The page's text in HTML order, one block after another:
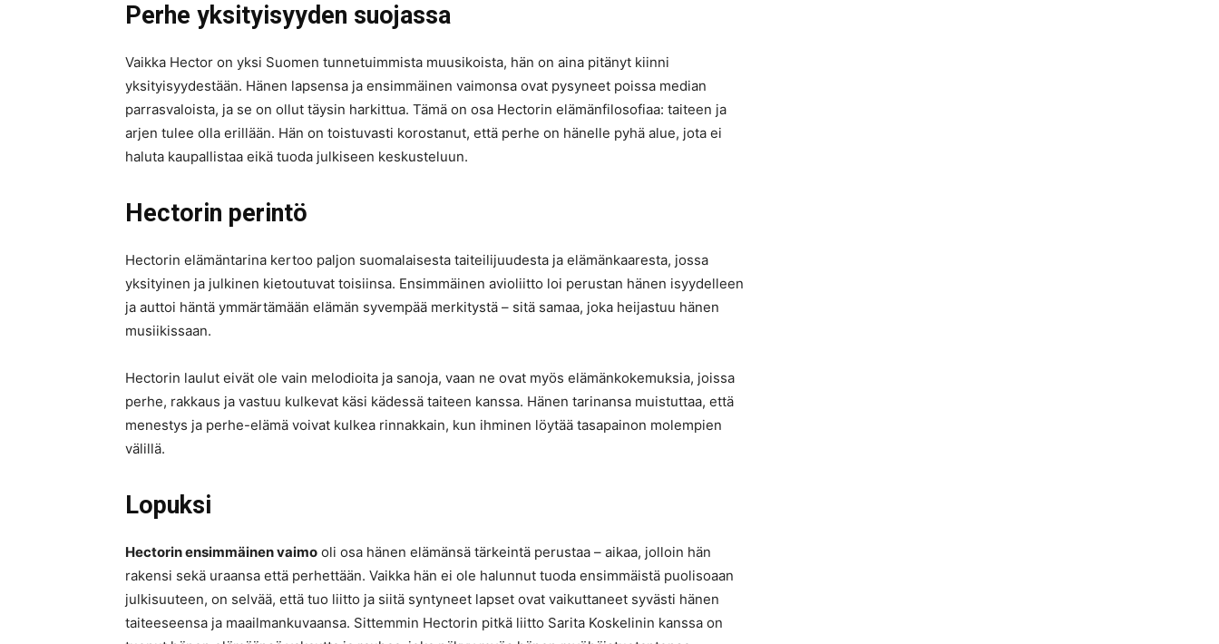
Perhe yksityisyyden suojassa
Vaikka Hector on yksi Suomen tunnetuimmista muusikoista, hän on aina pitänyt kiinni
yksityisyydestään. Hänen lapsensa ja ensimmäinen vaimonsa ovat pysyneet poissa median
parrasvaloista, ja se on ollut täysin harkittua. Tämä on osa Hectorin elämänfilosofiaa: taiteen ja
arjen tulee olla erillään. Hän on toistuvasti korostanut, että perhe on hänelle pyhä alue, jota ei
haluta kaupallistaa eikä tuoda julkiseen keskusteluun.
Hectorin perintö
Hectorin elämäntarina kertoo paljon suomalaisesta taiteilijuudesta ja elämänkaaresta, jossa
yksityinen ja julkinen kietoutuvat toisiinsa. Ensimmäinen avioliitto loi perustan hänen isyydelleen
ja auttoi häntä ymmärtämään elämän syvempää merkitystä – sitä samaa, joka heijastuu hänen
musiikissaan.
Hectorin laulut eivät ole vain melodioita ja sanoja, vaan ne ovat myös elämänkokemuksia, joissa
perhe, rakkaus ja vastuu kulkevat käsi kädessä taiteen kanssa. Hänen tarinansa muistuttaa, että
menestys ja perhe-elämä voivat kulkea rinnakkain, kun ihminen löytää tasapainon molempien
välillä.
Lopuksi
Hectorin ensimmäinen vaimo oli osa hänen elämänsä tärkeintä perustaa – aikaa, jolloin hän
rakensi sekä uraansa että perhettään. Vaikka hän ei ole halunnut tuoda ensimmäistä puolisoaan
julkisuuteen, on selvää, että tuo liitto ja siitä syntyneet lapset ovat vaikuttaneet syvästi hänen
taiteeseensa ja maailmankuvaansa. Sittemmin Hectorin pitkä liitto Sarita Koskelinin kanssa on